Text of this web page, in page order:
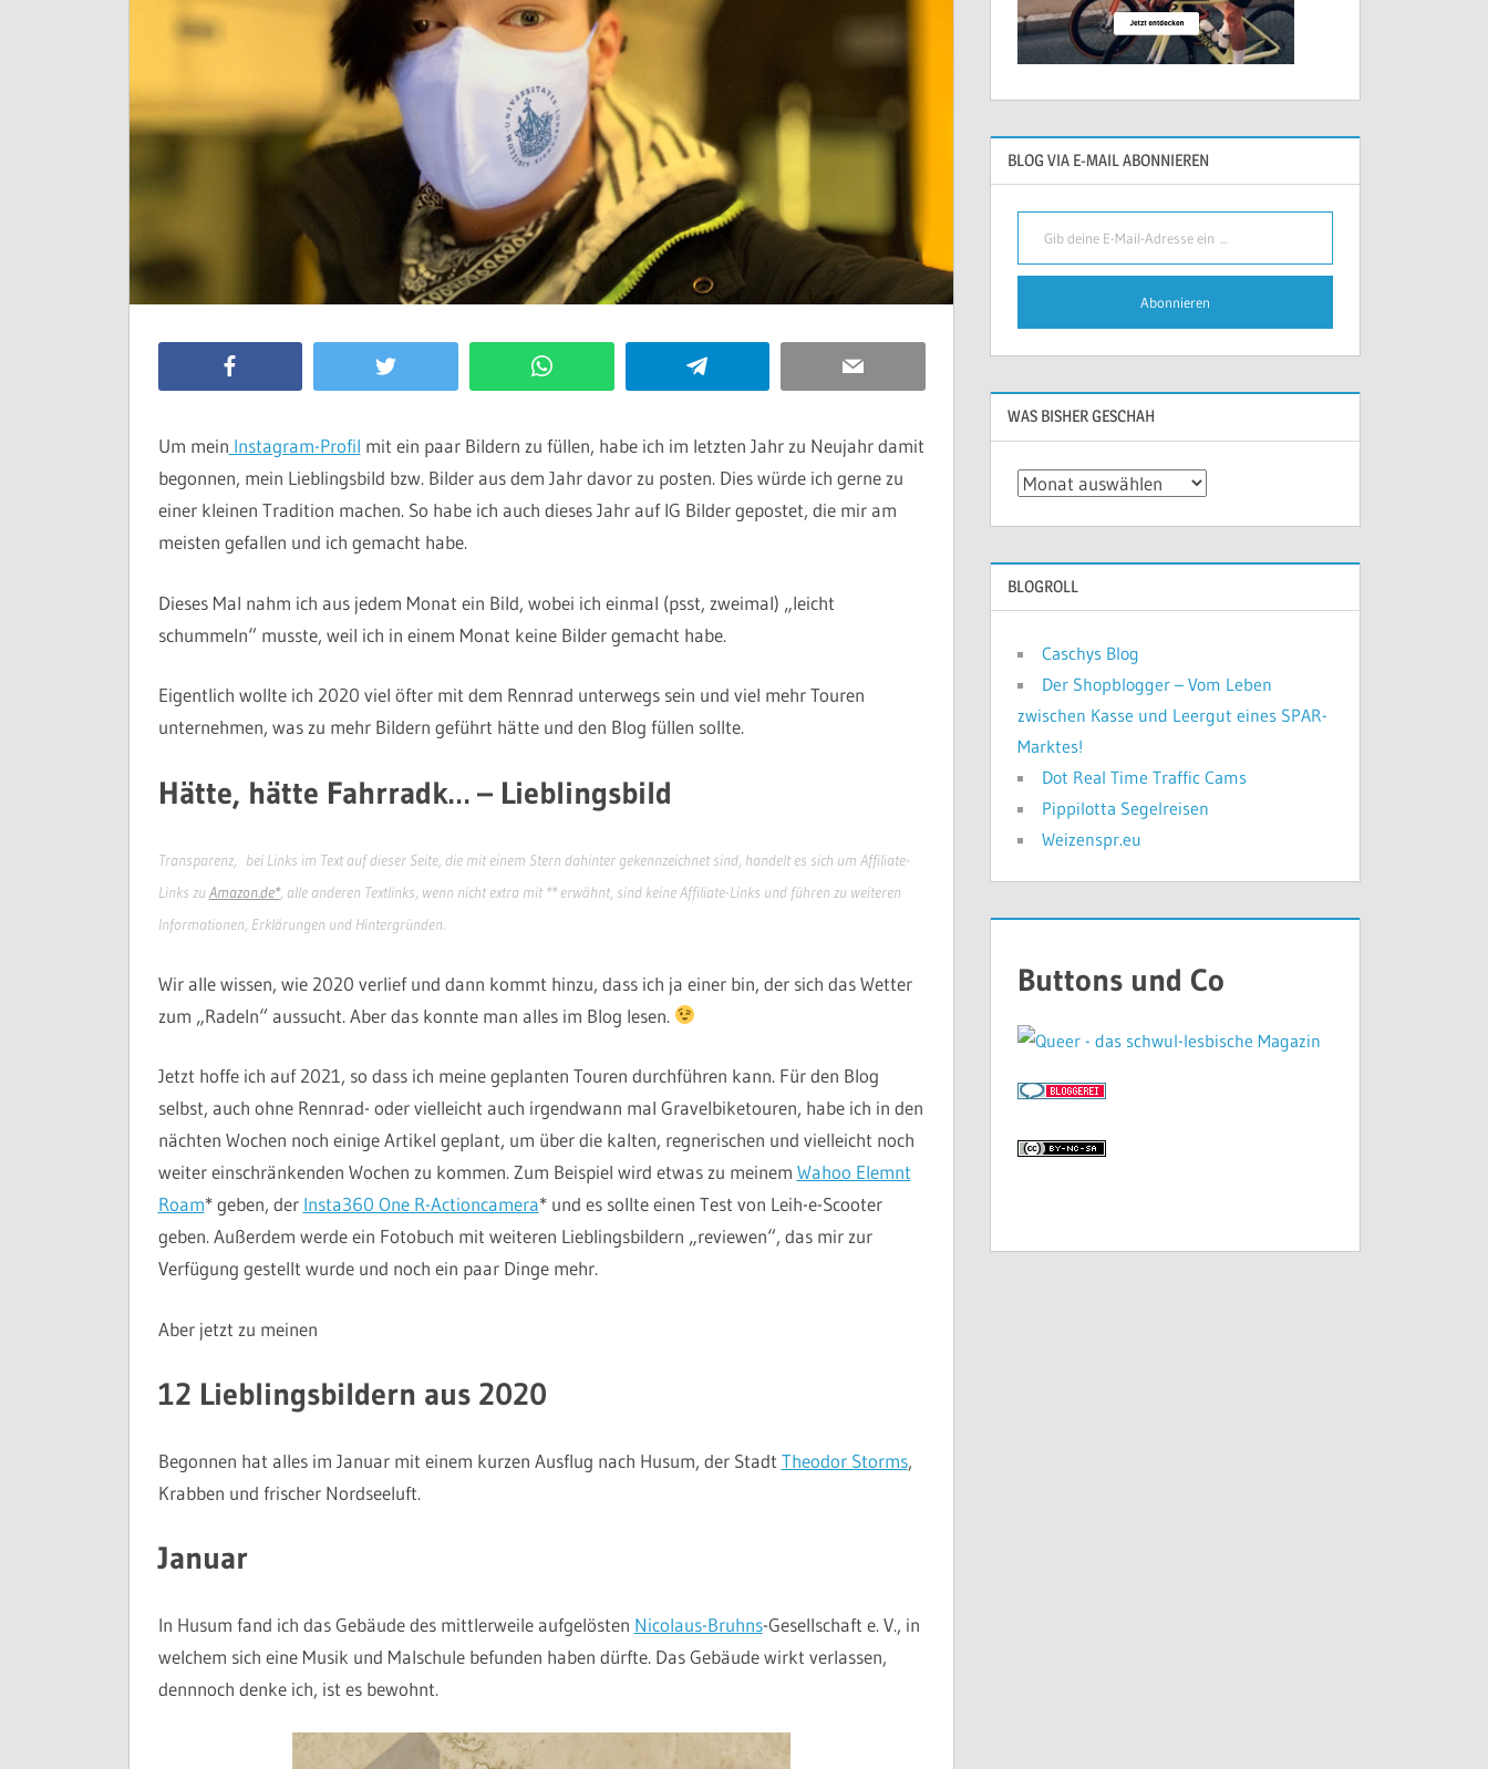
Twitter WhatsApp Telegram Email
Um mein Instagram-Profil mit ein paar Bildern zu füllen, habe ich im letzten Jahr zu Neujahr damit
begonnen, mein Lieblingsbild bzw. Bilder aus dem Jahr davor zu posten. Dies würde ich gerne zu
einer kleinen Tradition machen. So habe ich auch dieses Jahr auf IG Bilder gepostet, die mir am
meisten gefallen und ich gemacht habe.
Dieses Mal nahm ich aus jedem Monat ein Bild, wobei ich einmal (psst, zweimal) „leicht
schummeln“ musste, weil ich in einem Monat keine Bilder gemacht habe.
Eigentlich wollte ich 2020 viel öfter mit dem Rennrad unterwegs sein und viel mehr Touren
unternehmen, was zu mehr Bildern geführt hätte und den Blog füllen sollte.
Hätte, hätte Fahrradk… – Lieblingsbild
Transparenz, bei Links im Text auf dieser Seite, die mit einem Stern dahinter gekennzeichnet sind, handelt es sich um Affiliate-
Links zu Amazon.de*, alle anderen Textlinks, wenn nicht extra mit ** erwähnt, sind keine Affiliate-Links und führen zu weiteren
Informationen, Erklärungen und Hintergründen.
Wir alle wissen, wie 2020 verlief und dann kommt hinzu, dass ich ja einer bin, der sich das Wetter
zum „Radeln“ aussucht. Aber das konnte man alles im Blog lesen.
Jetzt hoffe ich auf 2021, so dass ich meine geplanten Touren durchführen kann. Für den Blog
selbst, auch ohne Rennrad- oder vielleicht auch irgendwann mal Gravelbiketouren, habe ich in den
nächten Wochen noch einige Artikel geplant, um über die kalten, regnerischen und vielleicht noch
weiter einschränkenden Wochen zu kommen. Zum Beispiel wird etwas zu meinem Wahoo Elemnt
Roam* geben, der Insta360 One R-Actioncamera* und es sollte einen Test von Leih-e-Scooter
geben. Außerdem werde ein Fotobuch mit weiteren Lieblingsbildern „reviewen“, das mir zur
Verfügung gestellt wurde und noch ein paar Dinge mehr.
Aber jetzt zu meinen
12 Lieblingsbildern aus 2020
Begonnen hat alles im Januar mit einem kurzen Ausflug nach Husum, der Stadt Theodor Storms,
Krabben und frischer Nordseeluft.
Januar
In Husum fand ich das Gebäude des mittlerweile aufgelösten Nicolaus-Bruhns-Gesellschaft e. V., in
welchem sich eine Musik und Malschule befunden haben dürfte. Das Gebäude wirkt verlassen,
dennnoch denke ich, ist es bewohnt.
BLOG VIA E-MAIL ABONNIEREN
Gib deine E-Mail-Adresse ein ...
Abonnieren
WAS BISHER GESCHAH
Was
BLOGROLL
Caschys Blog
Der Shopblogger – Vom Leben
zwischen Kasse und Leergut eines SPAR-
Marktes!
Dot Real Time Traffic Cams
Pippilotta Segelreisen
Weizenspr.eu
Buttons und Co